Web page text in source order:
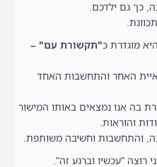
כך גם ילדכם.
מוגדרת כ"תקשורת עם" –
האחר והתחשבות האחד
בה אנו נמצאים באותו המישור
והוראות.
והתחשבות וחשיבה משותפת.
רוצה "עכשיו וברגע זה".